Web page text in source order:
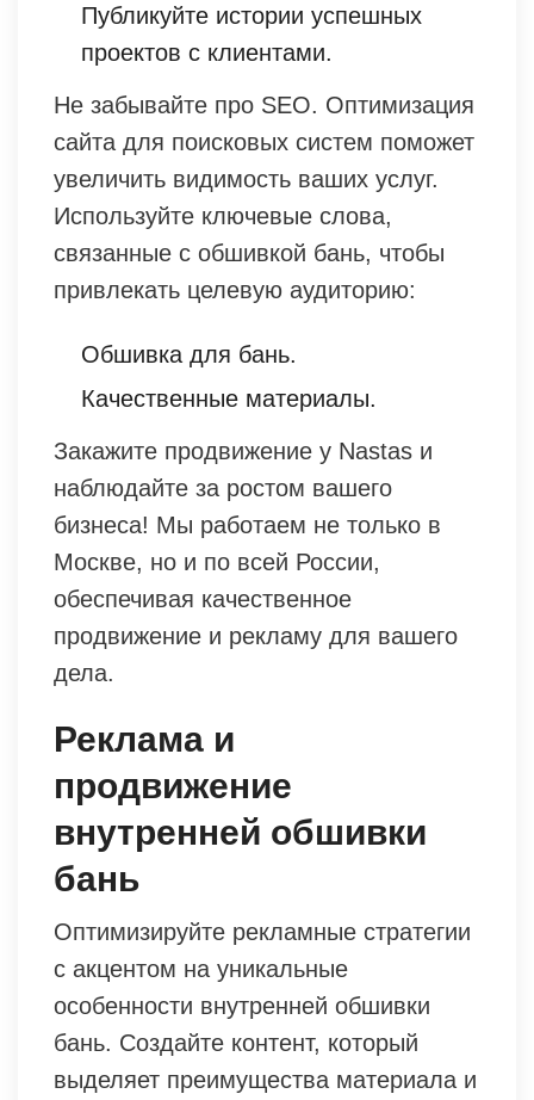
Публикуйте истории успешных
проектов с клиентами.
Не забывайте про SEO. Оптимизация
сайта для поисковых систем поможет
увеличить видимость ваших услуг.
Используйте ключевые слова,
связанные с обшивкой бань, чтобы
привлекать целевую аудиторию:
Обшивка для бань.
Качественные материалы.
Закажите продвижение у Nastas и
наблюдайте за ростом вашего
бизнеса! Мы работаем не только в
Москве, но и по всей России,
обеспечивая качественное
продвижение и рекламу для вашего
дела.
Реклама и
продвижение
внутренней обшивки
бань
Оптимизируйте рекламные стратегии
с акцентом на уникальные
особенности внутренней обшивки
бань. Создайте контент, который
выделяет преимущества материала и